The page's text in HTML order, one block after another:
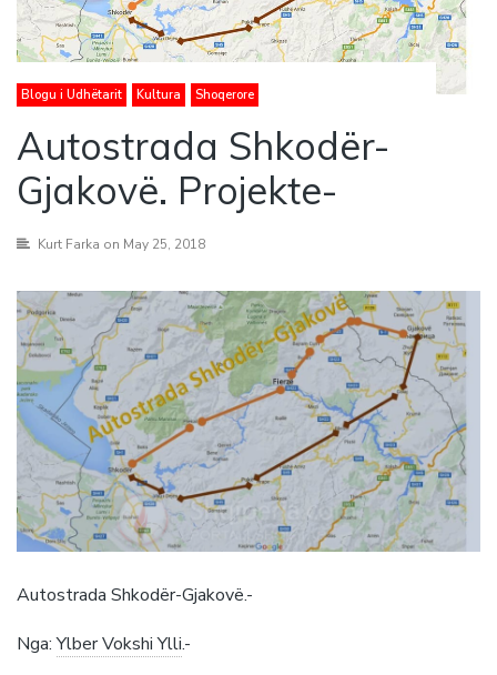
Blogu i Udhëtarit Kultura Shoqerore
Autostrada Shkodër-
Gjakovë. Projekte-
Kurt Farka on May 25, 2018
Autostrada Shkodër-Gjakovë.-
Nga:Ylber Vokshi Ylli.-